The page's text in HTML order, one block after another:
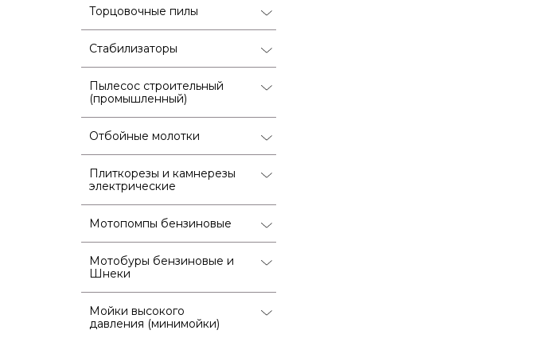
Торцовочные пилы
Стабилизаторы
Пылесос строительный
(промышленный)
Отбойные молотки
Плиткорезы и камнерезы
электрические
Мотопомпы бензиновые
Мотобуры бензиновые и
Шнеки
Мойки высокого
давления (минимойки)